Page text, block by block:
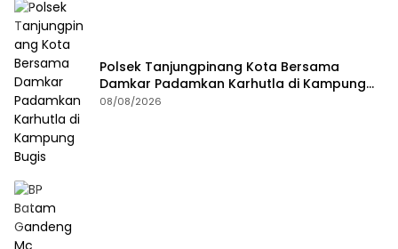
Polsek Tanjungpinang Kota Bersama
Damkar Padamkan Karhutla di Kampung
Bugis
08/08/2026